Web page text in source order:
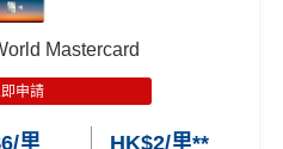
限量版行李箱；
價值HK$1,000現金券；
個 Citigold / Citigold Private
，比冇戶口嘅人
於360,000積分) > 60,000
曆月內自動存入至認可信用
沒有取消或持有過任何Citiba
Mastercard
申請
里 HK$2/里**